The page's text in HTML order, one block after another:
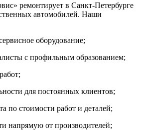
ремонтирует в Санкт-Петербурге
автомобилей. Наши
оборудование;
с профильным образованием;
для постоянных клиентов;
по стоимости работ и деталей;
напрямую от производителей;